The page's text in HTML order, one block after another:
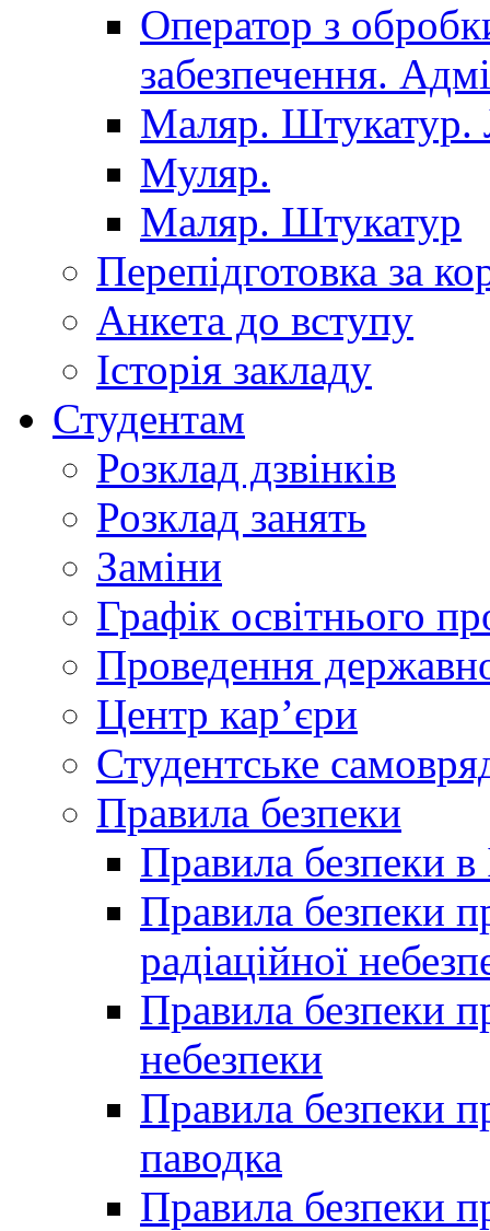
Оператор з
забезпечення.
Маляр. Штукатур.
Муляр.
Маляр. Штукатур
Перепідготовка за
Анкета до вступу
Історія закладу
Студентам
Розклад дзвінків
Розклад занять
Заміни
Графік освітнього
Проведення
Центр кар’єри
Студентське
Правила безпеки
Правила безпеки в
Правила безпеки
радіаційної
Правила безпеки
небезпеки
Правила безпеки
паводка
Правила безпеки